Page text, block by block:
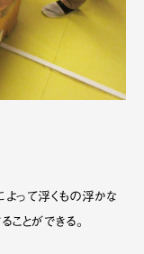
って浮くもの浮かな
とができる。